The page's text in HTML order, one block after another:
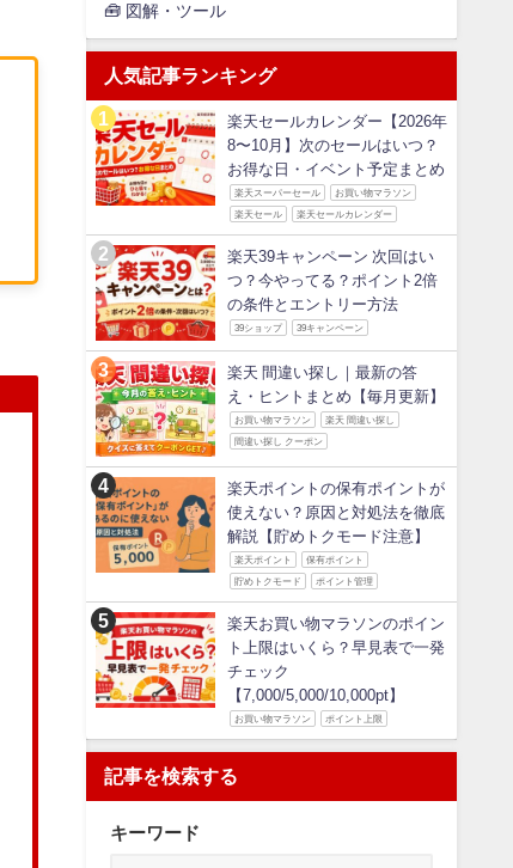
🧰 図解・ツール
人気記事ランキング
楽天セールカレンダー【2026年
8〜10月】次のセールはいつ？
お得な日・イベント予定まとめ
楽天スーパーセール お買い物マラソン
楽天セール 楽天セールカレンダー
楽天39キャンペーン 次回はい
つ？今やってる？ポイント2倍
の条件とエントリー方法
39ショップ 39キャンペーン
楽天 間違い探し｜最新の答
え・ヒントまとめ【毎月更新】
お買い物マラソン 楽天 間違い探し
間違い探し クーポン
楽天ポイントの保有ポイントが
使えない？原因と対処法を徹底
解説【貯めトクモード注意】
楽天ポイント 保有ポイント
貯めトクモード ポイント管理
楽天お買い物マラソンのポイン
ト上限はいくら？早見表で一発
チェック
【7,000/5,000/10,000pt】
お買い物マラソン ポイント上限
記事を検索する
キーワード